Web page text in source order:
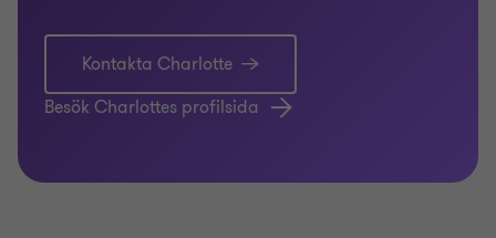
Kontakta Charlotte
Besök Charlottes profilsida